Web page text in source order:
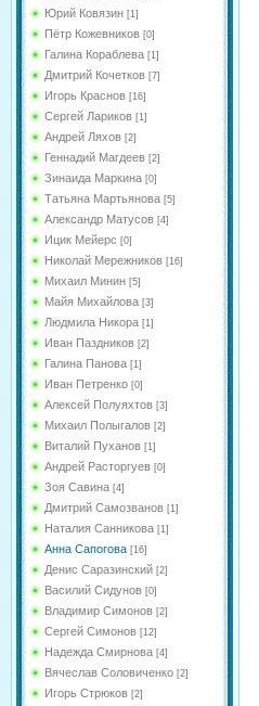
Юрий Ковязин [1]
Пётр Кожевников [0]
Галина Кораблева [1]
Дмитрий Кочетков [7]
Игорь Краснов [16]
Сергей Лариков [1]
Андрей Ляхов [2]
Геннадий Магдеев [2]
Зинаида Маркина [0]
Татьяна Мартьянова [5]
Александр Матусов [4]
Ицик Мейерс [0]
Николай Мережников [16]
Михаил Минин [5]
Майя Михайлова [3]
Людмила Никора [1]
Иван Паздников [2]
Галина Панова [1]
Иван Петренко [0]
Алексей Полуяхтов [3]
Михаил Полыгалов [2]
Виталий Пуханов [1]
Андрей Расторгуев [0]
Зоя Савина [4]
Дмитрий Самозванов [1]
Наталия Санникова [1]
Анна Сапогова [16]
Денис Саразинский [2]
Василий Сидунов [0]
Владимир Симонов [2]
Сергей Симонов [12]
Надежда Смирнова [4]
Вячеслав Соловиченко [2]
Игорь Стрюков [2]